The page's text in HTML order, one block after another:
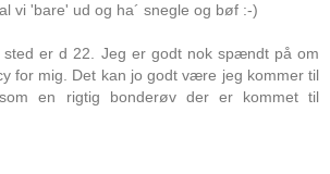
vi 'bare' ud og ha´ snegle og bøf :-)
sted er d 22. Jeg er godt nok spændt på om
for mig. Det kan jo godt være jeg kommer til
en rigtig bonderøv der er kommet til